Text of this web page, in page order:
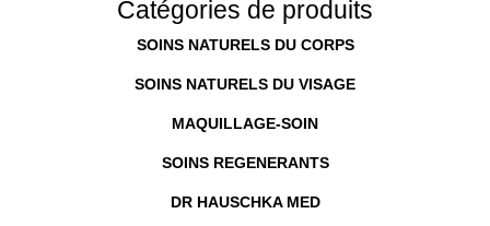
Catégories de produits
SOINS NATURELS DU CORPS
SOINS NATURELS DU VISAGE
MAQUILLAGE-SOIN
SOINS REGENERANTS
DR HAUSCHKA MED